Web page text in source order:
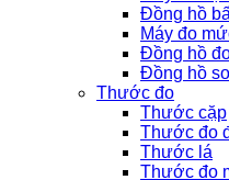
Đồng hồ
Máy đo
Đồng hồ
Đồng hồ so
Thước đo
Thước cặp
Thước đo
Thước lá
Thước đo